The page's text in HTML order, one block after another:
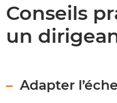
Conseils
un
Adapter
Un projet stratégique